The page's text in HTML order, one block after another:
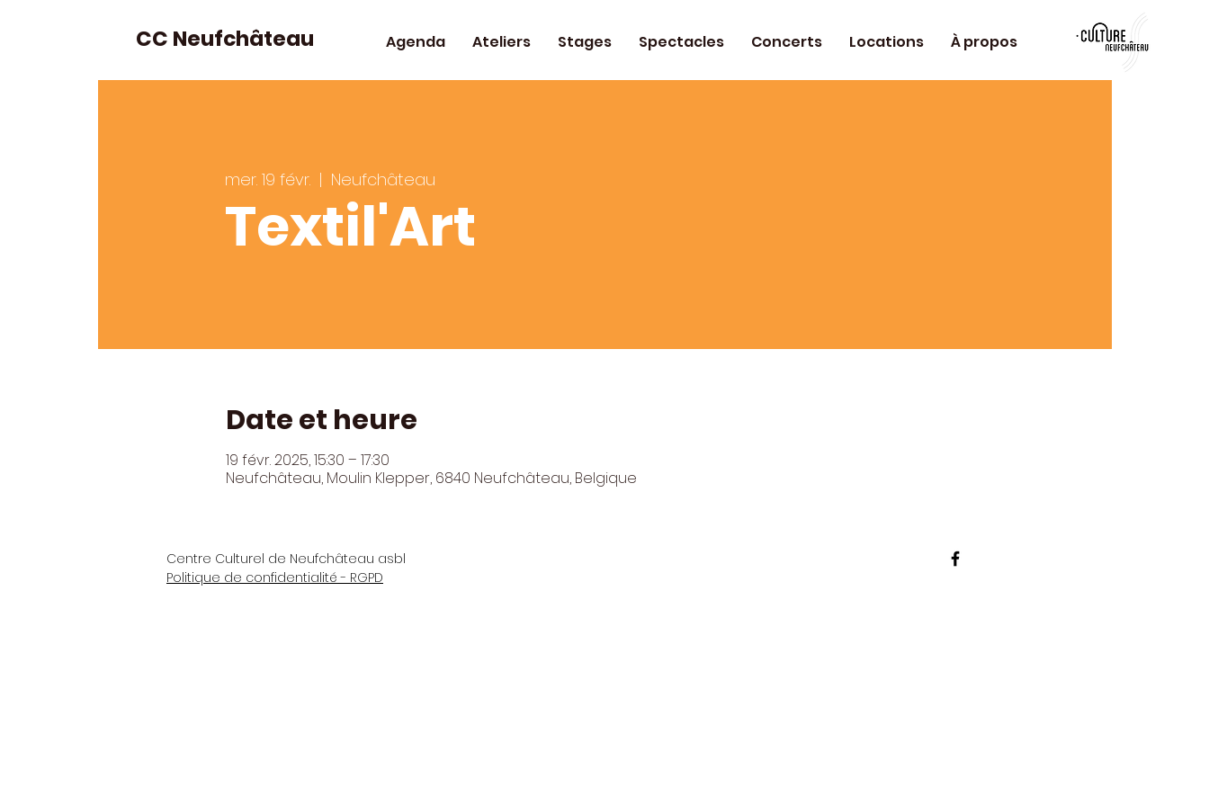
CC Neufchâteau Agenda Ateliers Stages Spectacles Concerts Locations À propos
mer. 19 févr.
  |
Neufchâteau
Textil'Art
Date et heure
19 févr. 2025, 15:30 – 17:30
Neufchâteau, Moulin Klepper, 6840 Neufchâteau, Belgique
Centre Culturel de Neufchâteau asbl
Politique de confidentialité - RGPD